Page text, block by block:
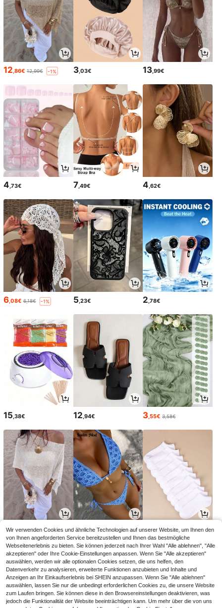
12 ,86€ 12,99€ -1% 3,03€ 13 ,99€
4,73€ 7,49€ 4,62€
6,08€ 6,18€ -1% 5,23€ 2,78€
15 ,38€ 12 ,94€ 3 ,55€ 3,58€
14,99€ 12,86€ 12,99€ -1% 3,38€
Wir verwenden Cookies und ähnliche Technologien auf unserer Website, um Ihnen den
von Ihnen angeforderten Service bereitzustellen und Ihnen das bestmögliche
Webseitenerlebnis zu bieten. Sie können jederzeit nach Ihrer Wahl "Alle ablehnen", "Alle
akzeptieren" oder Ihre Cookie-Einstellungen anpassen. Wenn Sie "Alle akzeptieren"
auswählen, werden wir alle optionalen Cookies setzen, die uns helfen, den
Datenverkehr zu analysieren, erweiterte Funktionen anzubieten und Inhalte und
Anzeigen an Ihr Einkaufserlebnis bei SHEIN anzupassen. Wenn Sie "Alle ablehnen"
auswählen, lassen Sie nur die unbedingt erforderlichen Cookies zu, die unsere Website
zum Laufen bringen. Sie können diese in den Browsereinstellungen deaktivieren, was
jedoch die Funktionalität der Website beeinträchtigen kann. Um mehr über die von uns